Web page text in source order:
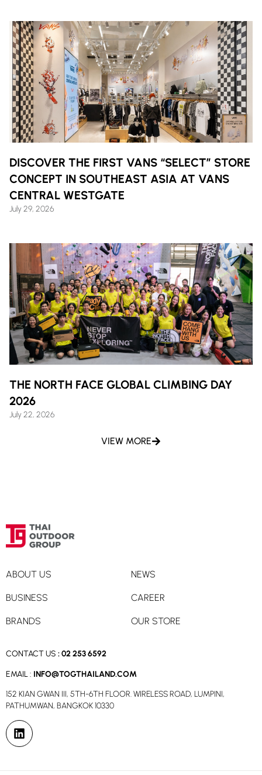
DISCOVER THE FIRST VANS “SELECT” STORE
CONCEPT IN SOUTHEAST ASIA AT VANS
CENTRAL WESTGATE
July 29, 2026
THE NORTH FACE GLOBAL CLIMBING DAY
2026
July 22, 2026
VIEW MORE
ABOUT US
BUSINESS
BRANDS
NEWS
CAREER
OUR STORE
CONTACT US :02 253 6592
EMAIL : INFO@TOGTHAILAND.COM
152 KIAN GWAN III, 5TH-6TH FLOOR. WIRELESS ROAD, LUMPINI,
PATHUMWAN, BANGKOK 10330